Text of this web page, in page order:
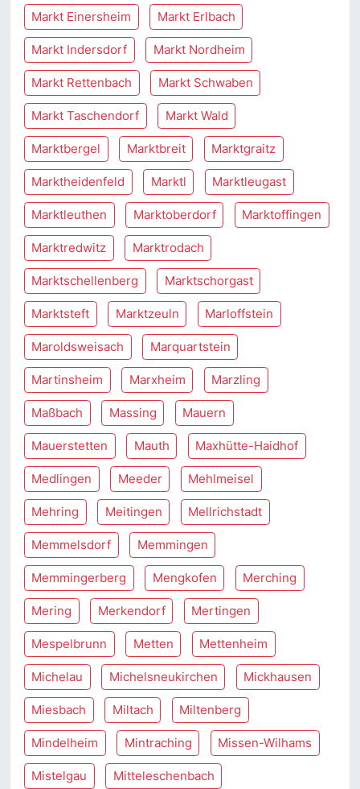
Markt Einersheim Markt Erlbach
Markt Indersdorf Markt Nordheim
Markt Rettenbach Markt Schwaben
Markt Taschendorf Markt Wald
Marktbergel Marktbreit Marktgraitz
Marktheidenfeld Marktl Marktleugast
Marktleuthen Marktoberdorf Marktoffingen
Marktredwitz Marktrodach
Marktschellenberg Marktschorgast
Marktsteft Marktzeuln Marloffstein
Maroldsweisach Marquartstein
Martinsheim Marxheim Marzling
Maßbach Massing Mauern
Mauerstetten Mauth Maxhütte-Haidhof
Medlingen Meeder Mehlmeisel
Mehring Meitingen Mellrichstadt
Memmelsdorf Memmingen
Memmingerberg Mengkofen Merching
Mering Merkendorf Mertingen
Mespelbrunn Metten Mettenheim
Michelau Michelsneukirchen Mickhausen
Miesbach Miltach Miltenberg
Mindelheim Mintraching Missen-Wilhams
Mistelgau Mitteleschenbach